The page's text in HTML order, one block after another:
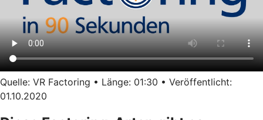
Quelle: VR Factoring • Länge: 01:30 • Veröffentlicht:
01.10.2020